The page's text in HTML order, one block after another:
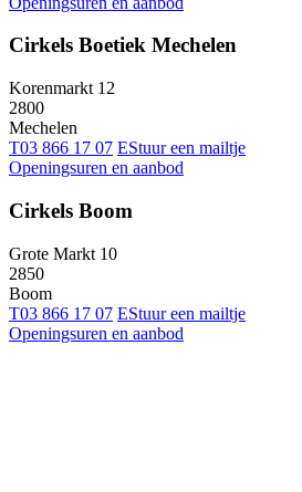
Cirkels Boetiek Mechelen
Korenmarkt 12
2800
Mechelen
T03 866 17 07 EStuur een mailtje
Openingsuren en aanbod
Cirkels Boom
Grote Markt 10
2850
Boom
T03 866 17 07 EStuur een mailtje
Openingsuren en aanbod